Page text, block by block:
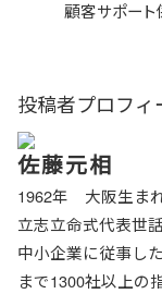
顧客サポート
投稿者プロフィ
佐藤元相
1962年 大阪生まれ
立志立命式代表世話
中小企業に従事し
まで1300社以上の